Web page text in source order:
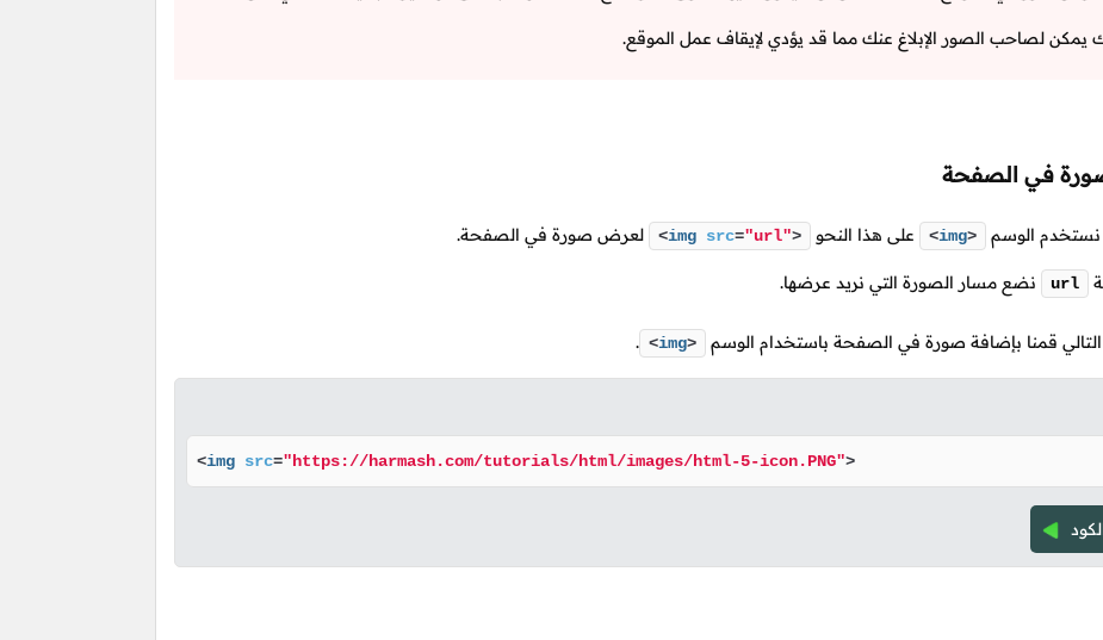
يمكن لصاحب الصور الإبلاغ عنك مما قد يؤدي لإيقاف عمل الموقع.
في الصفحة
الوسم <img> على هذا النحو <img src="url"> لعرض صورة في الصفحة.
url نضع مسار الصورة التي نريد عرضها.
قمنا بإضافة صورة في الصفحة باستخدام الوسم <img>
.
<img src="https://harmash.com/tutorials/html/images/html-5-icon.PNG">